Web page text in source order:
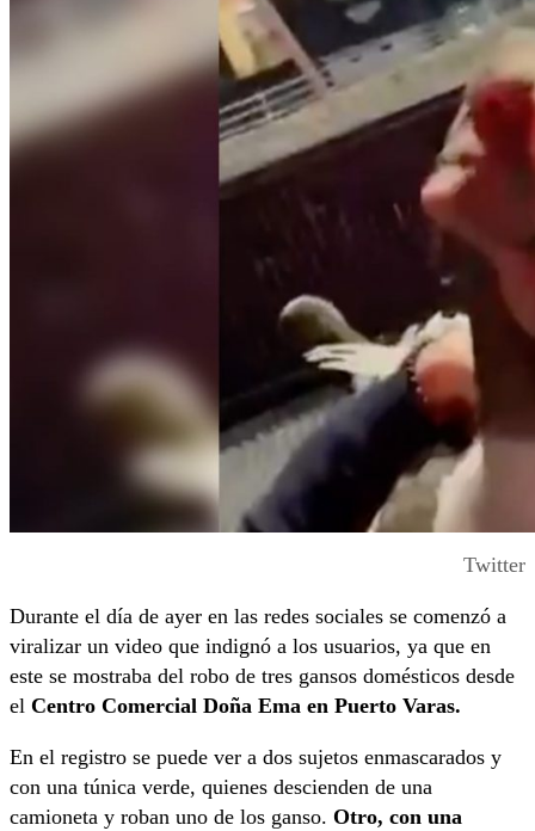
Twitter
Durante el día de ayer en las redes sociales se comenzó a
viralizar un video que indignó a los usuarios, ya que en
este se mostraba del robo de tres gansos domésticos desde
el Centro Comercial Doña Ema en Puerto Varas.
En el registro se puede ver a dos sujetos enmascarados y
con una túnica verde, quienes descienden de una
camioneta y roban uno de los ganso. Otro, con una